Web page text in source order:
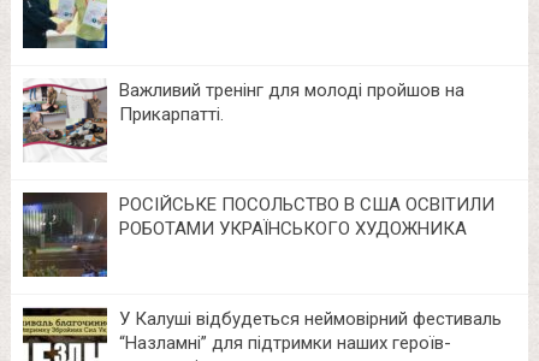
Важливий тренінг для молоді пройшов на
Прикарпатті.
РОСІЙСЬКЕ ПОСОЛЬСТВО В США ОСВІТИЛИ
РОБОТАМИ УКРАЇНСЬКОГО ХУДОЖНИКА
У Калуші відбудеться неймовірний фестиваль
“Назламні” для підтримки наших героїв-